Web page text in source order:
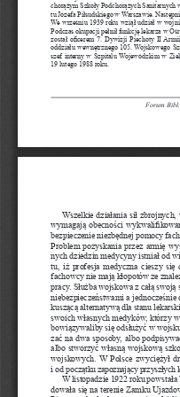
Forum
chorążym Szkoły Podchorążych Sanitarnych
tu Józefa Piłsudskiego w Warszawie.
We wrześniu 1939 roku wziął udział w
Podczas okupacji pełnił funkcję lekarza w
został oficerem 7. Dywizji Piechoty II
oddziału wewnętrznego 105. Wojskowego
szef interny w Szpitalu Wojewódzkim w
19 lutego 1988 roku.
Wszelkie działania sił
wymagają obecności
bezpieczenie niezbędnej pomocy
Problem pozyskania przez armię
nych dziedzin medycyny istniał od
tu, iż profesja medyczna cieszy się
fachowcy nie mają kłopotów ze
pracy. Służba wojskowa z całą
niebezpieczeństwami a
kuszącą alternatywą dla stanu
swoich własnych medyków, którzy
bowiązywaliby się odsłużyć w
zać na dwa sposoby, albo
albo stworzyć własną wojskową
wojskowych. W Polsce zwyciężył
i od początku zapoznający
W listopadzie 1922 roku
dowała się na terenie Zamku